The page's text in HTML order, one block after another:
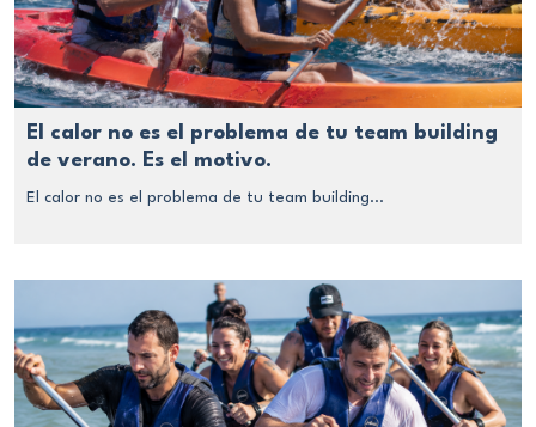
El calor no es el problema de tu team building
de verano. Es el motivo.
El calor no es el problema de tu team building...